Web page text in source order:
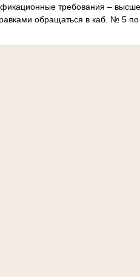
требования –
обращаться в каб. № 5